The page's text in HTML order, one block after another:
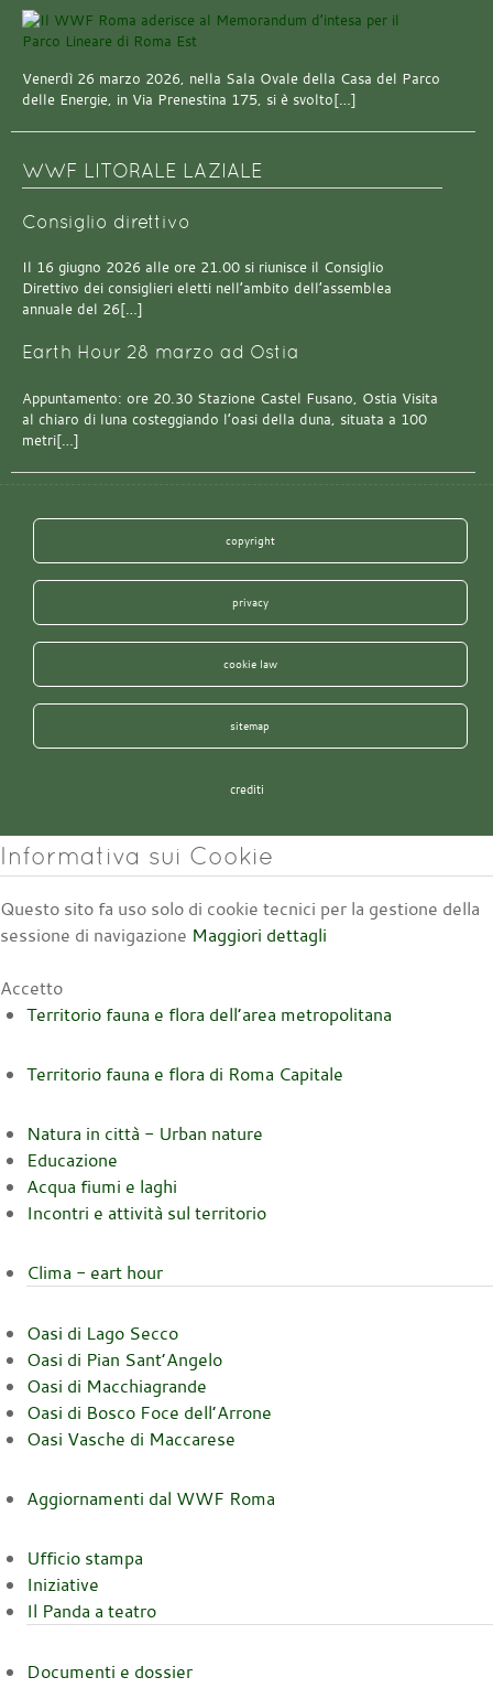
Venerdì 26 marzo 2026, nella Sala Ovale della Casa del Parco
delle Energie, in Via Prenestina 175, si è svolto[…]
WWF LITORALE LAZIALE
Consiglio direttivo
Il 16 giugno 2026 alle ore 21.00 si riunisce il Consiglio
Direttivo dei consiglieri eletti nell’ambito dell’assemblea
annuale del 26[…]
Earth Hour 28 marzo ad Ostia
Appuntamento: ore 20.30 Stazione Castel Fusano, Ostia Visita
al chiaro di luna costeggiando l’oasi della duna, situata a 100
metri[…]
copyright
privacy
cookie law
sitemap
crediti
Informativa sui Cookie
Questo sito fa uso solo di cookie tecnici per la gestione della
sessione di navigazione Maggiori dettagli
Accetto
Territorio fauna e flora dell’area metropolitana
Territorio fauna e flora di Roma Capitale
Natura in città - Urban nature
Educazione
Acqua fiumi e laghi
Incontri e attività sul territorio
Clima - eart hour
Oasi di Lago Secco
Oasi di Pian Sant’Angelo
Oasi di Macchiagrande
Oasi di Bosco Foce dell’Arrone
Oasi Vasche di Maccarese
Aggiornamenti dal WWF Roma
Ufficio stampa
Iniziative
Il Panda a teatro
Documenti e dossier